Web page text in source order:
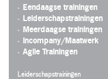
Eendaagse trainingen
Leiderschapstrainingen
Meerdaagse trainingen
Incompany/Maatwerk
Agile Trainingen
Leiderschapstrainingen